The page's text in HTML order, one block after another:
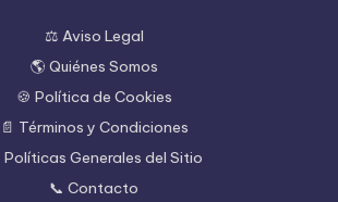
⚖️ Aviso Legal
🌎 Quiénes Somos
🍪 Política de Cookies
📄 Términos y Condiciones
Políticas Generales del Sitio
📞 Contacto